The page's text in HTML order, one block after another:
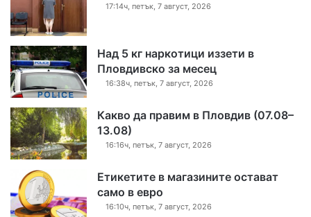
17:14ч, петък, 7 август, 2026
Над 5 кг наркотици иззети в
Пловдивско за месец
16:38ч, петък, 7 август, 2026
Какво да правим в Пловдив (07.08–
13.08)
16:16ч, петък, 7 август, 2026
Етикетите в магазините остават
само в евро
16:10ч, петък, 7 август, 2026